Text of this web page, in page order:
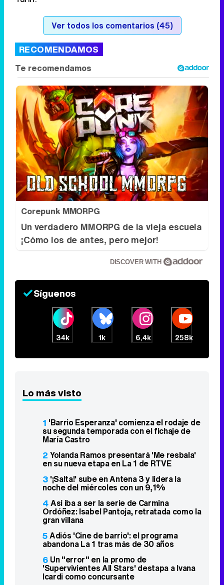
Ver todos los comentarios (45)
RECOMENDAMOS
Corepunk MMORPG
Un verdadero MMORPG de la vieja escuela
¡Cómo los de antes, pero mejor!
DISCOVER WITH
Síguenos
34k 1k 6,4k 258k
Lo más visto
1 'Barrio Esperanza' comienza el rodaje de
su segunda temporada con el fichaje de
María Castro
2 Yolanda Ramos presentará 'Me resbala'
en su nueva etapa en La 1 de RTVE
3 '¡Salta!' sube en Antena 3 y lidera la
noche del miércoles con un 9,1%
4Así iba a ser la serie de Carmina
Ordóñez: Isabel Pantoja, retratada como la
gran villana
5Adiós 'Cine de barrio': el programa
abandona La 1 tras más de 30 años
6 Un "error" en la promo de
'Supervivientes All Stars' destapa a Ivana
Icardi como concursante